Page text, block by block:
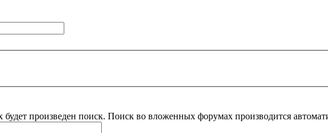
произведен поиск. Поиск во вложенных форумах производится